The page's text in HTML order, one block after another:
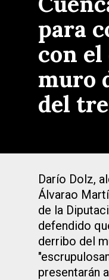
para
con
muro
del
Darío Dolz,
Álvarao
de la
defendido
derribo del
presentarán